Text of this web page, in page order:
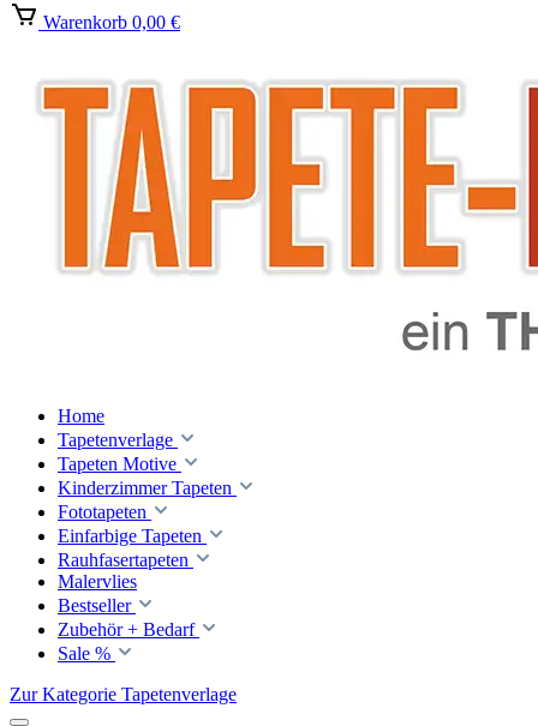
Warenkorb 0,00 €
Home
Tapetenverlage
Tapeten Motive
Kinderzimmer Tapeten
Fototapeten
Einfarbige Tapeten
Rauhfasertapeten
Malervlies
Bestseller
Zubehör + Bedarf
Sale %
Zur Kategorie Tapetenverlage